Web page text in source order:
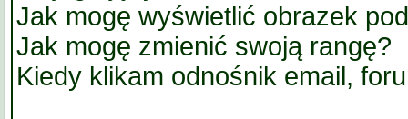
Jak mogę wyświetlić obrazek
Jak mogę zmienić swoją rangę?
Kiedy klikam odnośnik email,